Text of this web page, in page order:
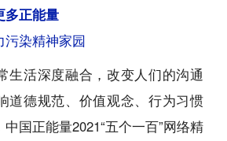
多正能量
染精神家园
活深度融合，改变人们的沟通
道德规范、价值观念、行为习惯
国正能量2021“五个一百”网络精